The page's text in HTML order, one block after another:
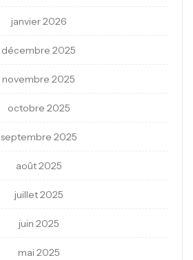
janvier 2026
décembre 2025
novembre 2025
octobre 2025
septembre 2025
août 2025
juillet 2025
juin 2025
mai 2025